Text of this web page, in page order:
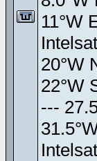
11°W
20°W
22°W
---